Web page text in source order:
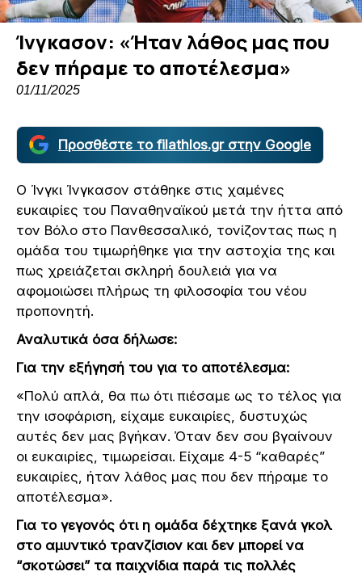
Ίνγκασον: «Ήταν λάθος μας που
δεν πήραμε το αποτέλεσμα»
01/11/2025
Προσθέστε το filathlos.gr στην Google
Ο Ίνγκι Ίνγκασον στάθηκε στις χαμένες
ευκαιρίες του Παναθηναϊκού μετά την ήττα από
τον Βόλο στο Πανθεσσαλικό, τονίζοντας πως η
ομάδα του τιμωρήθηκε για την αστοχία της και
πως χρειάζεται σκληρή δουλειά για να
αφομοιώσει πλήρως τη φιλοσοφία του νέου
προπονητή.
Αναλυτικά όσα δήλωσε:
Για την εξήγησή του για το αποτέλεσμα:
«Πολύ απλά, θα πω ότι πιέσαμε ως το τέλος για
την ισοφάριση, είχαμε ευκαιρίες, δυστυχώς
αυτές δεν μας βγήκαν. Όταν δεν σου βγαίνουν
οι ευκαιρίες, τιμωρείσαι. Είχαμε 4-5 “καθαρές”
ευκαιρίες, ήταν λάθος μας που δεν πήραμε το
αποτέλεσμα».
Για το γεγονός ότι η ομάδα δέχτηκε ξανά γκολ
στο αμυντικό τρανζίσιον και δεν μπορεί να
“σκοτώσει” τα παιχνίδια παρά τις πολλές